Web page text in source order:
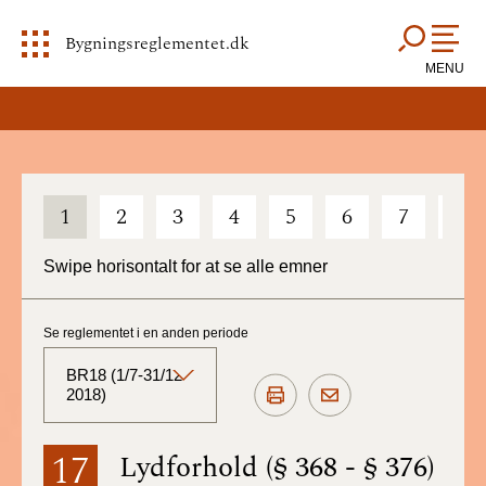
Bygningsreglementet.dk
MENU
1 2 3 4 5 6 7
Swipe horisontalt for at se alle emner
17 Lydforhold (§ 368 - § 376)
Se reglementet i en anden periode
BR18 (1/7-31/12
2018)
BR18 (Aktuelt)